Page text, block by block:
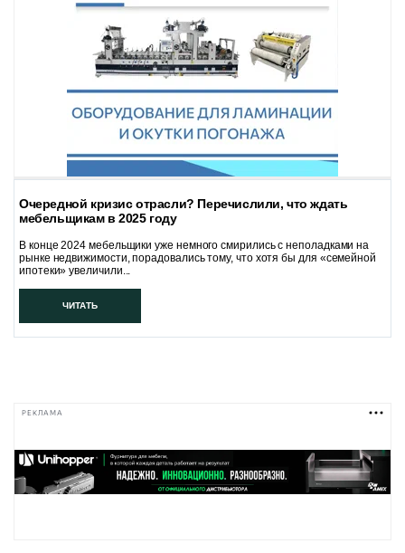
Очередной кризис отрасли? Перечислили, что ждать
мебельщикам в 2025 году
В конце 2024 мебельщики уже немного смирились с неполадками на
рынке недвижимости, порадовались тому, что хотя бы для «семейной
ипотеки» увеличили...
ЧИТАТЬ
РЕКЛАМА